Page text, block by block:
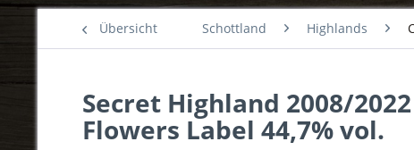
Übersicht Schottland Highlands
Secret Highland 2008/
Flowers Label 44,7% vol.